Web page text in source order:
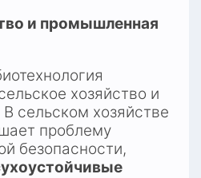
и промышленная
хозяйство и
сельском хозяйстве
проблему
безопасности,